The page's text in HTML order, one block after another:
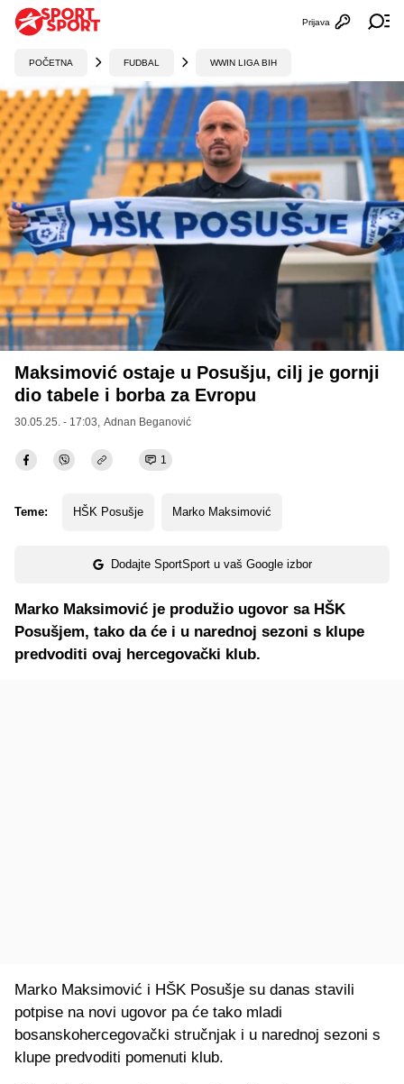
Otvori
Prijava
POČETNA FUDBAL WWIN LIGA BIH
Maksimović ostaje u Posušju, cilj je gornji
dio tabele i borba za Evropu
30.05.25. - 17:03, Adnan Beganović
1
Teme: HŠK Posušje Marko Maksimović
Dodajte SportSport u vaš Google izbor
Marko Maksimović je produžio ugovor sa HŠK
Posušjem, tako da će i u narednoj sezoni s klupe
predvoditi ovaj hercegovački klub.
Marko Maksimović i HŠK Posušje su danas stavili
potpise na novi ugovor pa će tako mladi
bosanskohercegovački stručnjak i u narednoj sezoni s
klupe predvoditi pomenuti klub.